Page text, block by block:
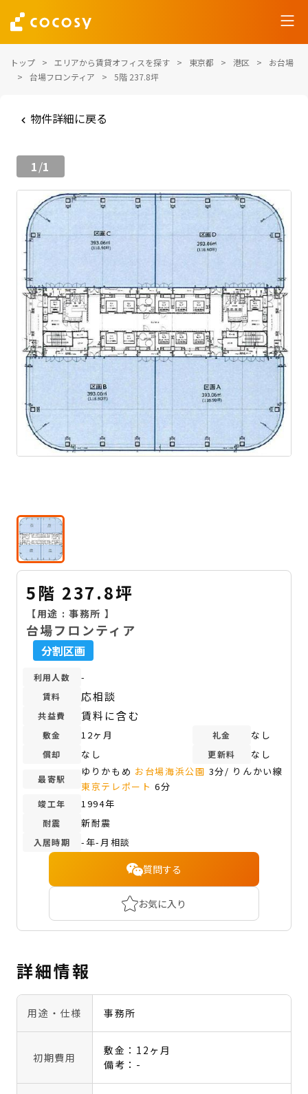
トップ エリアから賃貸オフィスを探す 東京都 港区
お台場
台場フロンティア
5階 237.8坪
物件詳細に戻る
1/1
5階 237.8坪
【用途 :事務所 】
台場フロンティア
分割区画
利用人数 -
賃料 応相談
共益費 賃料に含む
敷金 12ヶ月 礼金 なし
償却 なし 更新料 なし
最寄駅
ゆりかもめ お台場海浜公園 3分/ りんかい線
東京テレポート 6分
竣工年 1994年
耐震 新耐震
入居時期 -年-月相談
質問する
お気に入り
詳細情報
用途・仕様 事務所
初期費用
敷金：12ヶ月
備考：-